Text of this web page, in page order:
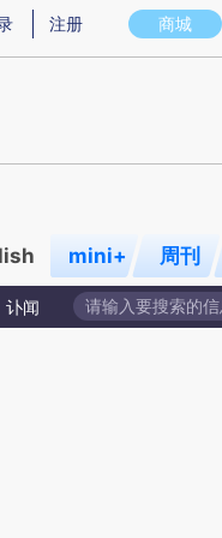
存在偏差。不代表财新观点
商城
注册
mini+ 周刊
讣闻